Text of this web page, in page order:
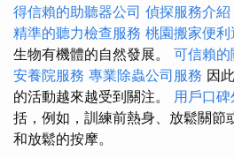
得信賴的助聽器公司 偵探服務介紹
精準的聽力檢查服務 桃園搬家便利
生物有機體的自然發展。 可信賴
安養院服務 專業除蟲公司服務 因
的活動越來越受到關注。 用戶口
括，例如，訓練前熱身、放鬆關節
和放鬆的按摩。